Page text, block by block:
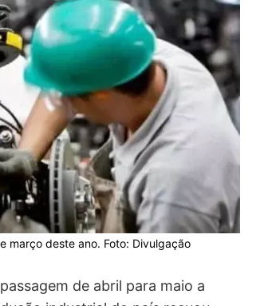
março deste ano. Foto: Divulgação
de abril para maio a